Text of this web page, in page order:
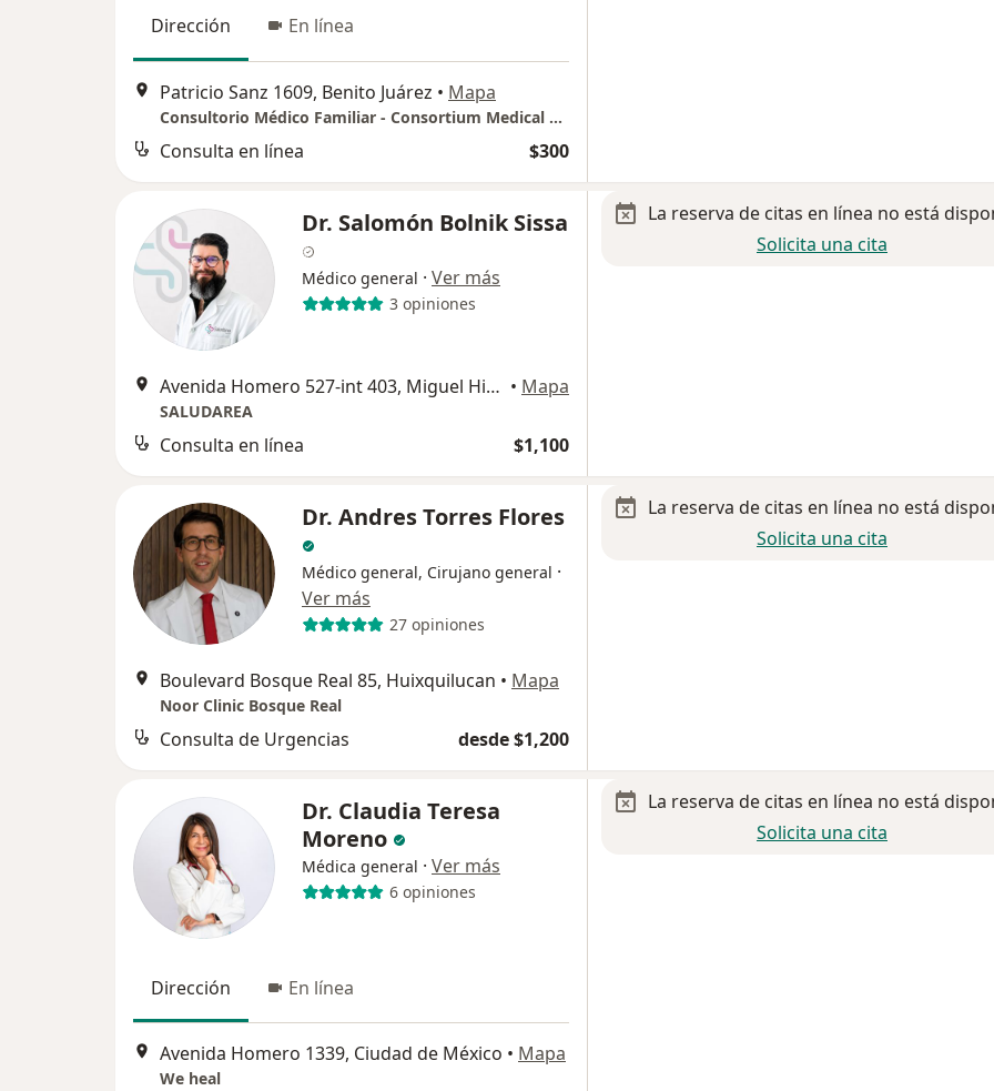
Dirección En línea
Patricio Sanz 1609, Benito Juárez • Mapa
Consultorio Médico Familiar - Consortium Medical Group
Consulta en línea $300
Dr. Salomón Bolnik Sissa
Médico general · Ver más
3 opiniones
Avenida Homero 527-int 403, Miguel Hidalgo • Mapa
SALUDAREA
Consulta en línea $1,100
La reserva de citas en línea no está
Solicita una cita
Dr. Andres Torres Flores
Médico general, Cirujano general ·
Ver más
27 opiniones
Boulevard Bosque Real 85, Huixquilucan • Mapa
Noor Clinic Bosque Real
Consulta de Urgencias desde $1,200
La reserva de citas en línea no está
Solicita una cita
Dr. Claudia Teresa
Moreno
Médica general · Ver más
6 opiniones
Dirección En línea
Avenida Homero 1339, Ciudad de México • Mapa
We heal
La reserva de citas en línea no está
Solicita una cita